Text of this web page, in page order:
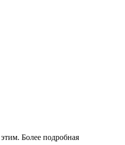
Более подробная